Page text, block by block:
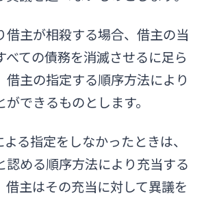
借主が相殺する場合、借主の当
べての債務を消滅させるに足ら
借主の指定する順序方法により
できるものとします。
る指定をしなかったときは、
認める順序方法により充当する
借主はその充当に対して異議を